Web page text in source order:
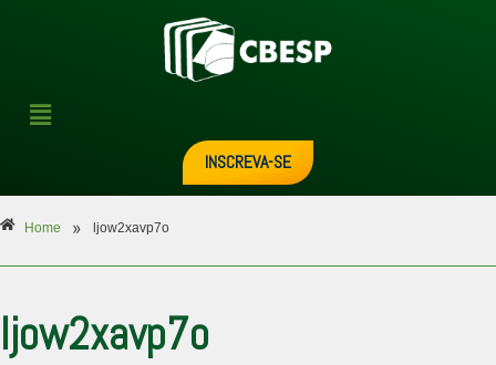
INSCREVA-SE
Home » ljow2xavp7o
ljow2xavp7o